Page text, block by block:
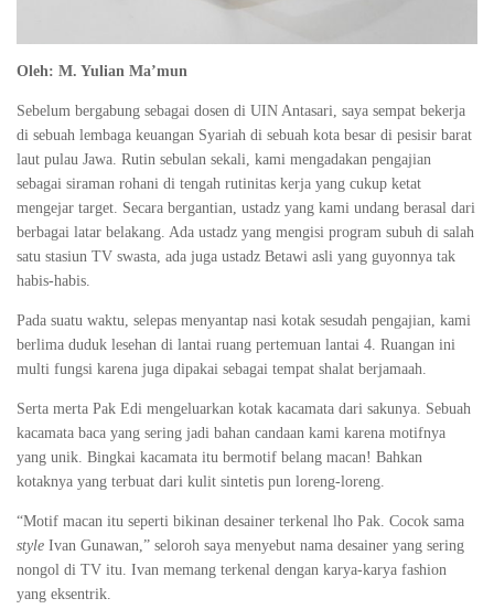
Oleh: M. Yulian Ma’mun
Sebelum bergabung sebagai dosen di UIN Antasari, saya sempat bekerja
di sebuah lembaga keuangan Syariah di sebuah kota besar di pesisir barat
laut pulau Jawa. Rutin sebulan sekali, kami mengadakan pengajian
sebagai siraman rohani di tengah rutinitas kerja yang cukup ketat
mengejar target. Secara bergantian, ustadz yang kami undang berasal dari
berbagai latar belakang. Ada ustadz yang mengisi program subuh di salah
satu stasiun TV swasta, ada juga ustadz Betawi asli yang guyonnya tak
habis-habis.
Pada suatu waktu, selepas menyantap nasi kotak sesudah pengajian, kami
berlima duduk lesehan di lantai ruang pertemuan lantai 4. Ruangan ini
multi fungsi karena juga dipakai sebagai tempat shalat berjamaah.
Serta merta Pak Edi mengeluarkan kotak kacamata dari sakunya. Sebuah
kacamata baca yang sering jadi bahan candaan kami karena motifnya
yang unik. Bingkai kacamata itu bermotif belang macan! Bahkan
kotaknya yang terbuat dari kulit sintetis pun loreng-loreng.
“Motif macan itu seperti bikinan desainer terkenal lho Pak. Cocok sama
style Ivan Gunawan,” seloroh saya menyebut nama desainer yang sering
nongol di TV itu. Ivan memang terkenal dengan karya-karya fashion
yang eksentrik.